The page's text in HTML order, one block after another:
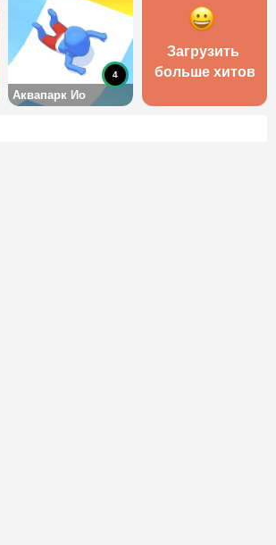
Аквапарк Ио
4
Загрузить
больше хитов